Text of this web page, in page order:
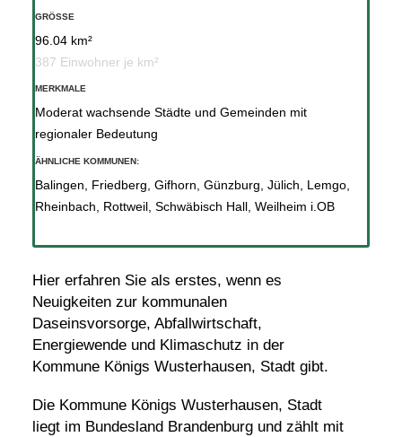
Hier erfahren Sie als erstes, wenn es
Neuigkeiten zur kommunalen
Daseinsvorsorge, Abfallwirtschaft,
Energiewende und Klimaschutz in der
Kommune Königs Wusterhausen, Stadt gibt.
Die Kommune Königs Wusterhausen, Stadt
liegt im Bundesland Brandenburg und zählt mit
GRÖSSE
96.04 km²
387 Einwohner je km²
MERKMALE
Moderat wachsende Städte und Gemeinden mit
regionaler Bedeutung
ÄHNLICHE KOMMUNEN:
Balingen Friedberg Gifhorn Günzburg Jülich Lemgo,
Rheinbach
Rottweil, Schwäbisch Hall, Weilheim i.OB